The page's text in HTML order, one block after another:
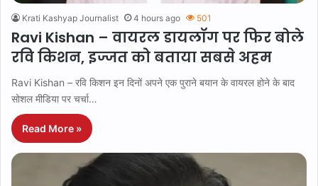
Krati Kashyap Journalist 4 hours ago 501
Ravi Kishan – वायरल डायलॉग पर फिर बोले
रवि किशन, इज्जत को बताया सबसे अहम
Ravi Kishan – रवि किशन इन दिनों अपने एक पुराने बयान के वायरल होने के बाद
सोशल मीडिया पर चर्चा…
Read More »